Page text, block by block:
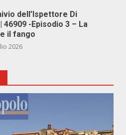
dell’Ispettore Di
46909 -Episodio 3 – La
il fango
2026